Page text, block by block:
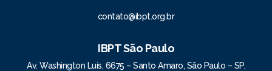
contato@ibpt.org.br
IBPT São Paulo
Av. Washington Luís, 6675 – Santo Amaro, São Paulo – SP,